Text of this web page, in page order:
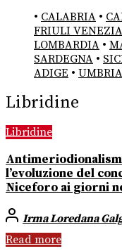
• CALABRIA •
FRIULI
LOMBARDIA •
SARDEGNA •
ADIGE • UMBRIA
Libridine
Libridine
l’evoluzione del
Niceforo ai giorni
Irma Loredana
Read more